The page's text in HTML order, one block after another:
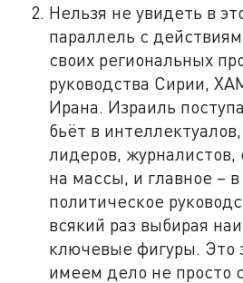
Нельзя не увидеть в
параллель с
своих региональных
руководства Сирии,
Ирана. Израиль
бьёт в
лидеров, журналистов,
на массы, и главное –
политическое
всякий раз выбирая
ключевые фигуры. Это
имеем дело не просто